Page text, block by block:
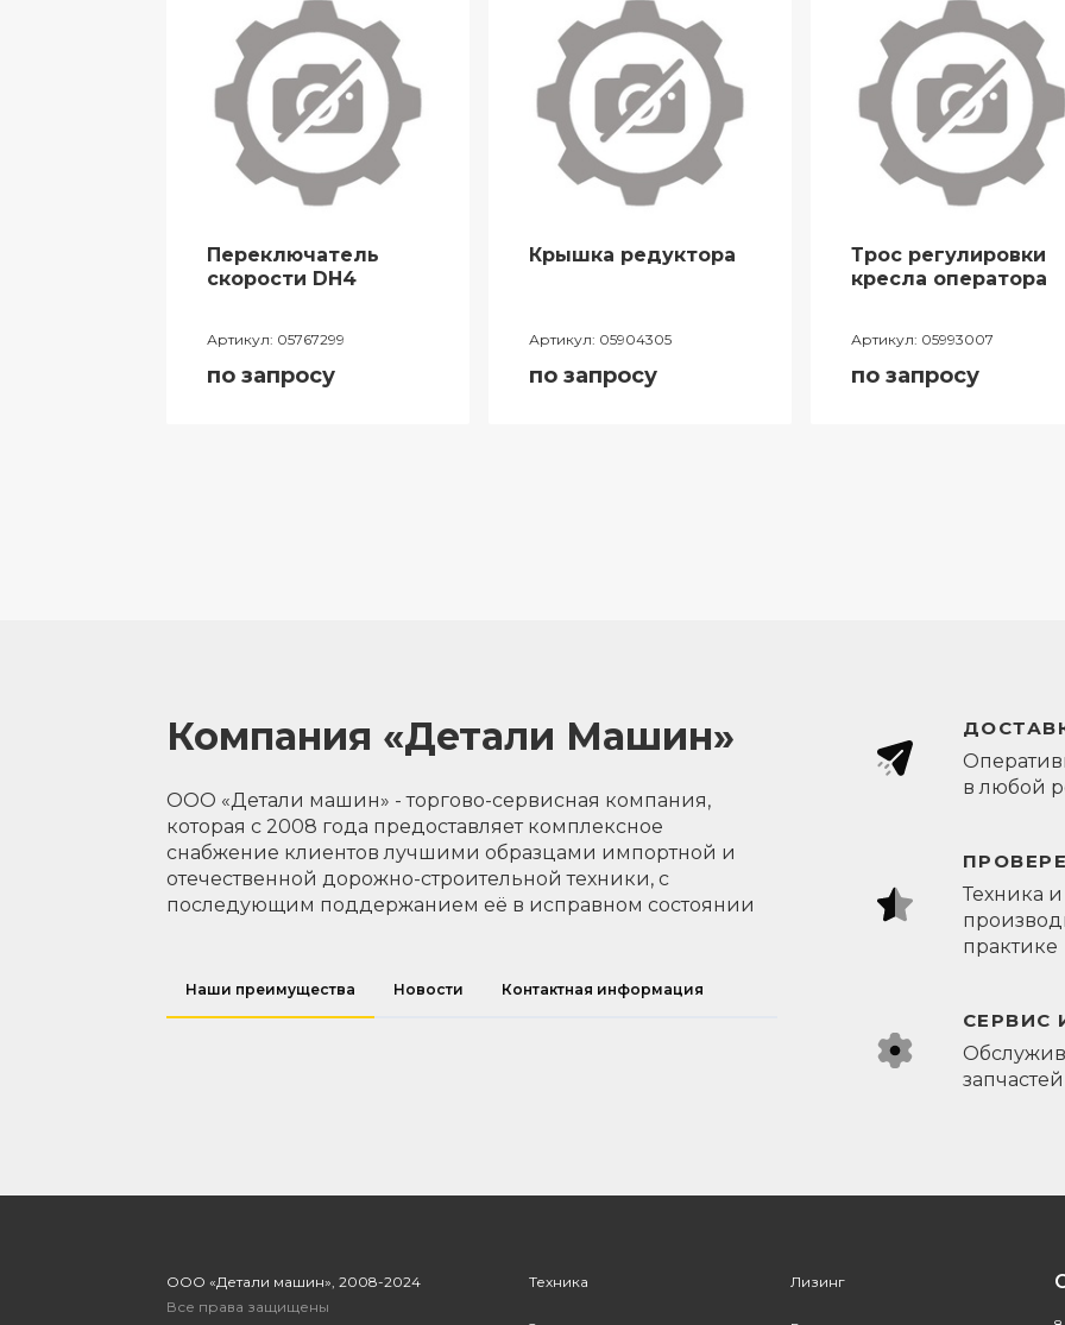
Переключатель
скорости DH4
Артикул: 05767299
по запросу
Крышка редуктора
Артикул: 05904305
по запросу
Трос регулировки
кресла оператора
Артикул: 05993007
по запросу
Компания «Детали Машин»
ООО «Детали машин» - торгово-сервисная компания,
которая с 2008 года предоставляет комплексное
снабжение клиентов лучшими образцами импортной и
отечественной дорожно-строительной техники, с
последующим поддержанием её в исправном состоянии
Наши преимущества Новости Контактная информация
в любой
Техника
практике
СЕРВИС
ООО «Детали машин», 2008-2024
Все права защищены
Техника Лизинг